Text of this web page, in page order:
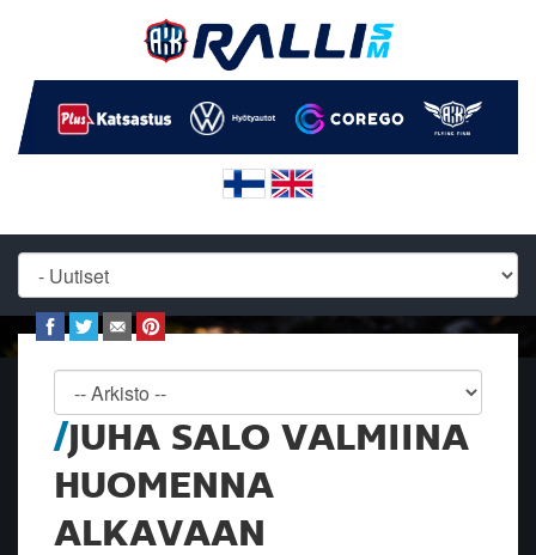
JUHA SALO VALMIINA
HUOMENNA
ALKAVAAN